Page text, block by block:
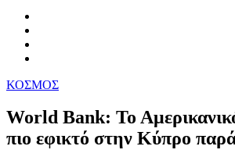
ΚΟΣΜΟΣ
World Bank: Το
πιο εφικτό στην Κύπρο